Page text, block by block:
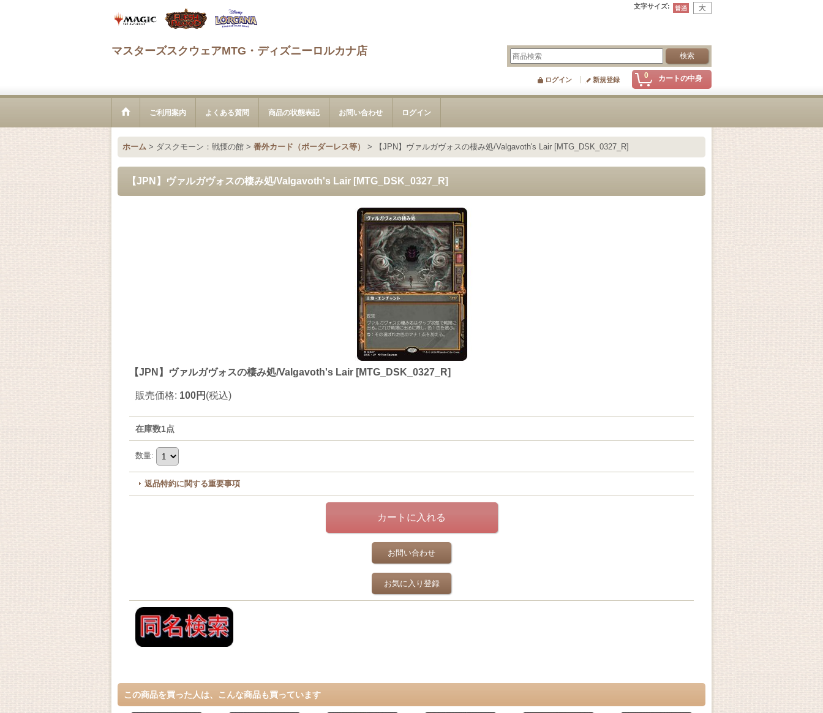
文字サイズ:
マスターズスクウェアMTG・ディズニーロルカナ店
0 カートの中身
ログイン 新規登録
ご利用案内 よくある質問 商品の状態表記 お問い合わせ ログイン
ホーム > ダスクモーン：戦慄の館 > 番外カード（ボーダーレス等） > 【JPN】ヴァルガヴォスの棲み処/Valgavoth's Lair [MTG_DSK_0327_R]
【JPN】ヴァルガヴォスの棲み処/Valgavoth's Lair [MTG_DSK_0327_R]
【JPN】ヴァルガヴォスの棲み処/Valgavoth's Lair [MTG_DSK_0327_R]
販売価格: 100円 (税込)
在庫数1点
数量:
返品特約に関する重要事項
お問い合わせ
お気に入り登録
この商品を買った人は、こんな商品も買っています